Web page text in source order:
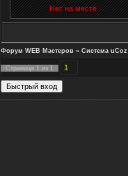
Нет на месте
Форум WEB Мастеров » Система uCoz
Страница 1 из 1
1